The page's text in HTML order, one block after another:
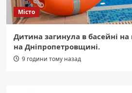
Місто
Дитина загинула в басейні на
на Дніпропетровщині.
9 години тому назад